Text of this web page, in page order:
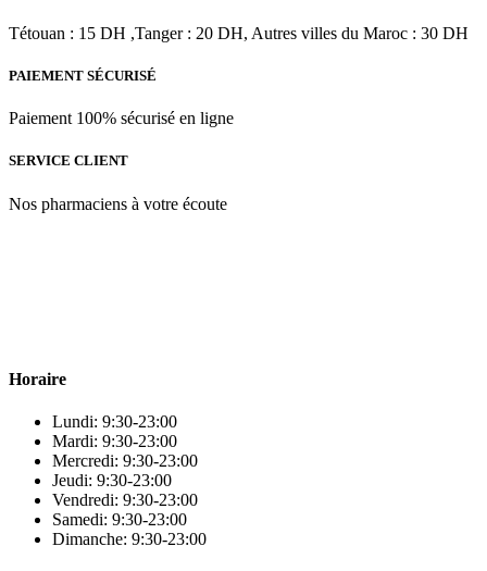
Tétouan : 15 DH ,Tanger : 20 DH, Autres villes du Maroc : 30 DH
PAIEMENT SÉCURISÉ
Paiement 100% sécurisé en ligne
SERVICE CLIENT
Nos pharmaciens à votre écoute
Horaire
Lundi: 9:30-23:00
Mardi: 9:30-23:00
Mercredi: 9:30-23:00
Jeudi: 9:30-23:00
Vendredi: 9:30-23:00
Samedi: 9:30-23:00
Dimanche: 9:30-23:00